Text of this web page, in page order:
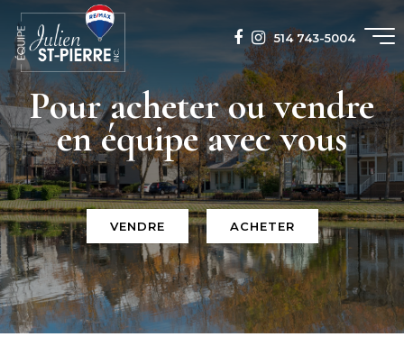
514 743-5004
Pour acheter ou vendre
en équipe avec vous
VENDRE ACHETER